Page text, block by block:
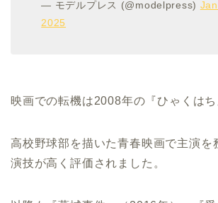
— モデルプレス (@modelpress)
2025
映画での転機は2008年の『ひゃくはち
高校野球部を描いた青春映画で主演を
演技が高く評価されました。